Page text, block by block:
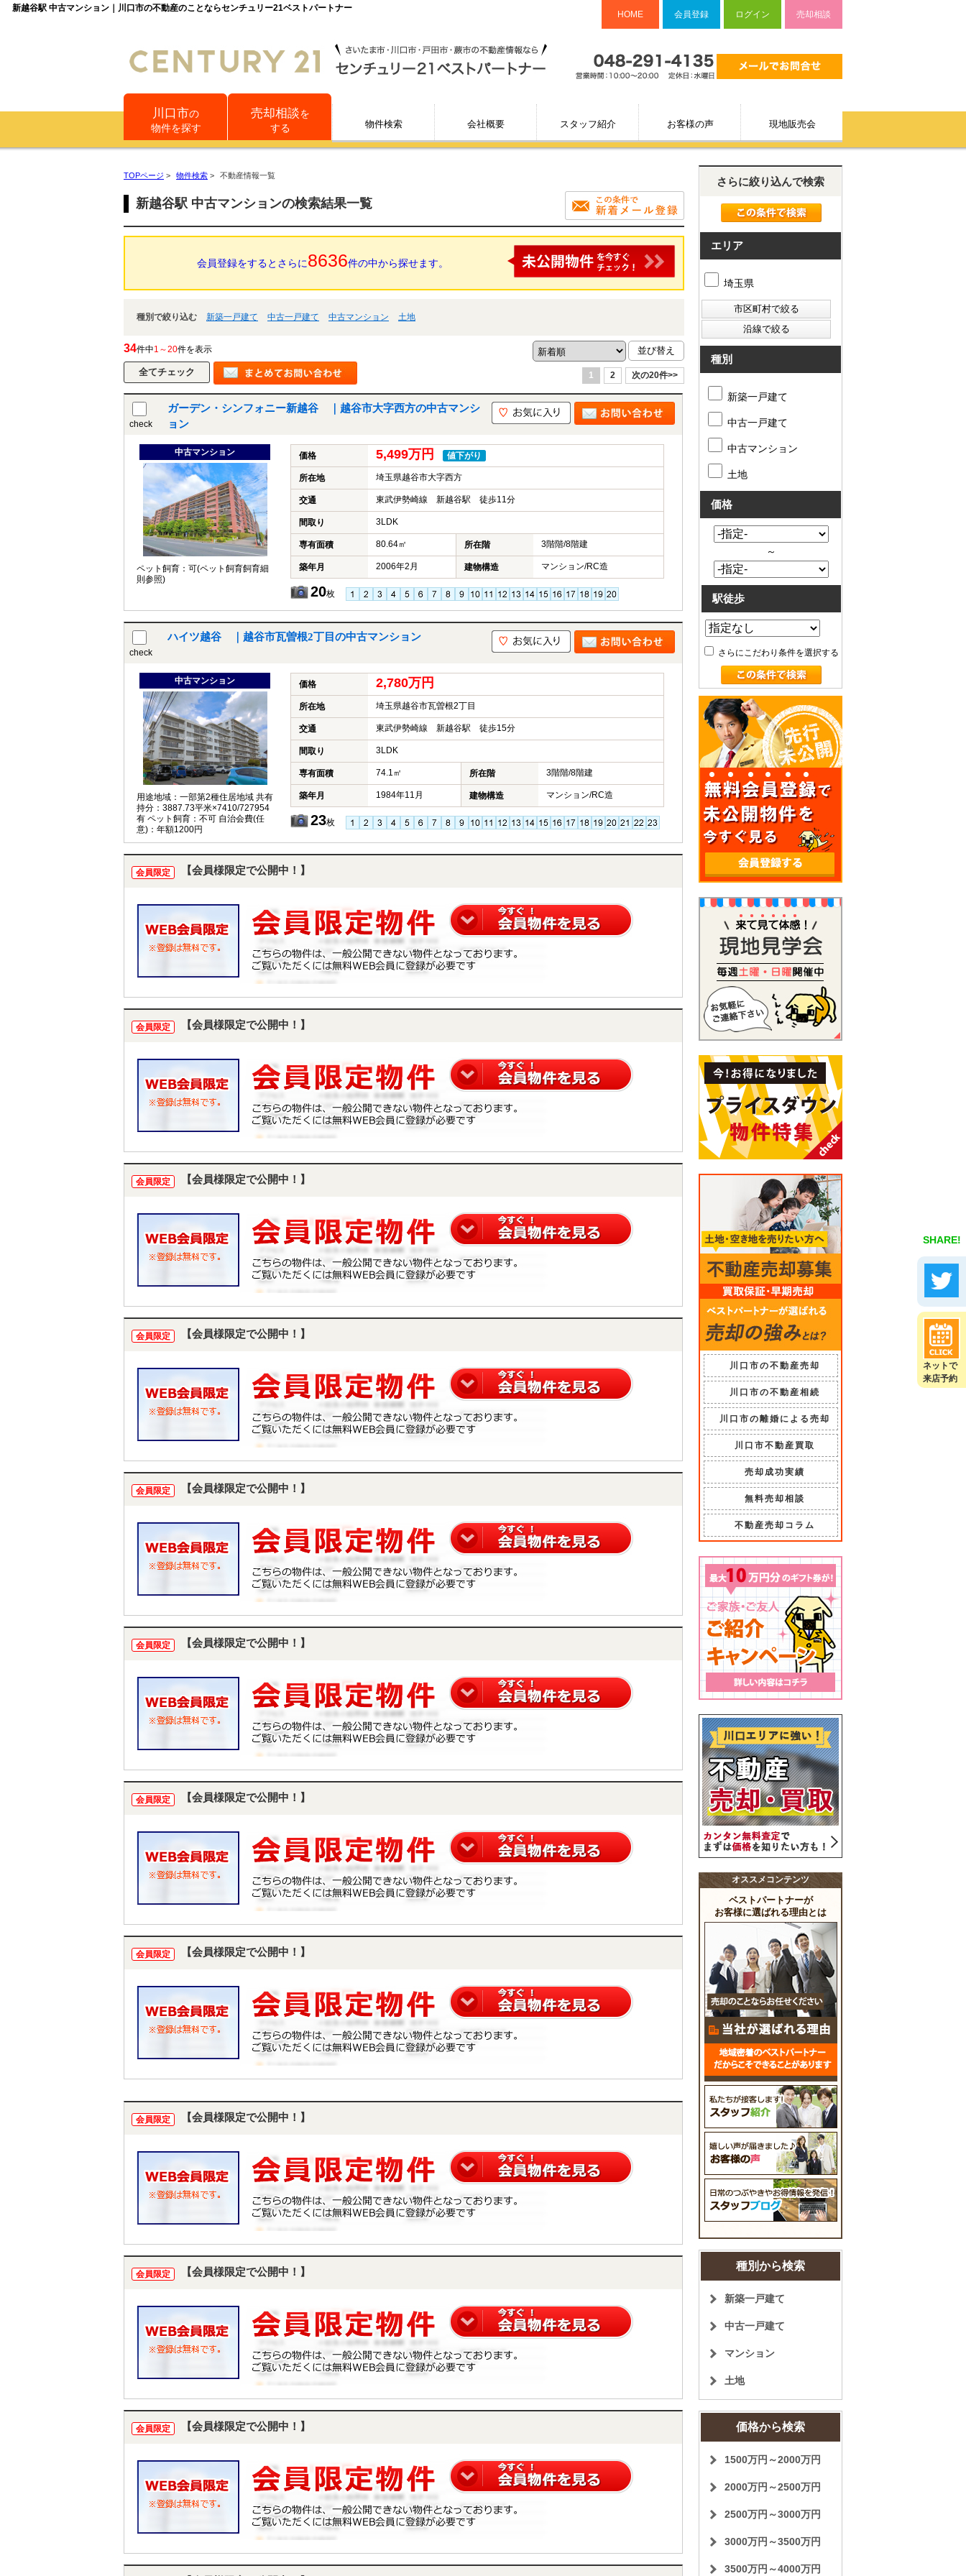
新越谷駅 中古マンション｜川口市の不動産のことならセンチュリー21ベストパートナー
HOME 会員登録 ログイン 売却相談
川口市の
物件を探す
売却相談を
する
物件検索 会社概要 スタッフ紹介 お客様の声 現地販売会
SHARE!
ネットで
来店予約
TOPページ > 物件検索 > 不動産情報一覧
新越谷駅 中古マンションの検索結果一覧
会員登録をするとさらに8636件の中から探せます。
種別で絞り込む 新築一戸建て 中古一戸建て 中古マンション 土地
34件中1～20件を表示
1 2 次の20件>>
check
ガーデン・シンフォニー新越谷 ｜越谷市大字西方の中古マンシ
ョン
中古マンション
ペット飼育：可(ペット飼育飼育細
則参照)
価格 5,499万円 値下がり
所在地 埼玉県越谷市大字西方
交通 東武伊勢崎線 新越谷駅 徒歩11分
間取り 3LDK
専有面積 80.64㎡ 所在階 3階階/8階建
築年月 2006年2月 建物構造 マンション/RC造
20枚
check
ハイツ越谷 ｜越谷市瓦曽根2丁目の中古マンション
中古マンション
用途地域：一部第2種住居地域 共有
持分：3887.73平米×7410/727954
有 ペット飼育：不可 自治会費(任
意)：年額1200円
価格 2,780万円
所在地 埼玉県越谷市瓦曽根2丁目
交通 東武伊勢崎線 新越谷駅 徒歩15分
間取り 3LDK
専有面積 74.1㎡ 所在階 3階階/8階建
築年月 1984年11月 建物構造 マンション/RC造
23枚
会員限定 【会員様限定で公開中！】
会員限定 【会員様限定で公開中！】
会員限定 【会員様限定で公開中！】
会員限定 【会員様限定で公開中！】
会員限定 【会員様限定で公開中！】
会員限定 【会員様限定で公開中！】
会員限定 【会員様限定で公開中！】
会員限定 【会員様限定で公開中！】
会員限定 【会員様限定で公開中！】
会員限定 【会員様限定で公開中！】
会員限定 【会員様限定で公開中！】
さらに絞り込んで検索
エリア
埼玉県
種別
新築一戸建て
中古一戸建て
中古マンション
土地
価格
～
駅徒歩
さらにこだわり条件を選択する
川口市の不動産売却
川口市の不動産相続
川口市の離婚による売却
川口市不動産買取
売却成功実績
無料売却相談
不動産売却コラム
オススメコンテンツ
ベストパートナーが
お客様に選ばれる理由とは
種別から検索
新築一戸建て
中古一戸建て
マンション
土地
価格から検索
1500万円～2000万円
2000万円～2500万円
2500万円～3000万円
3000万円～3500万円
3500万円～4000万円